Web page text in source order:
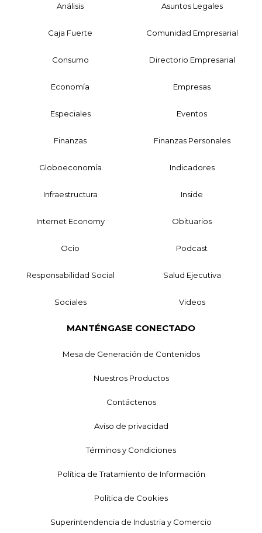
Análisis Asuntos Legales
Caja Fuerte Comunidad Empresarial
Consumo Directorio Empresarial
Economía Empresas
Especiales Eventos
Finanzas Finanzas Personales
Globoeconomía Indicadores
Infraestructura Inside
Internet Economy Obituarios
Ocio Podcast
Responsabilidad Social Salud Ejecutiva
Sociales Videos
MANTÉNGASE CONECTADO
Mesa de Generación de Contenidos
Nuestros Productos
Contáctenos
Aviso de privacidad
Términos y Condiciones
Política de Tratamiento de Información
Política de Cookies
Superintendencia de Industria y Comercio